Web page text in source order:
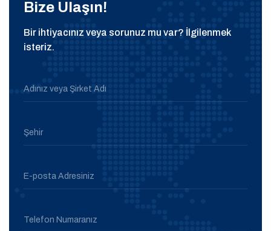
Bize Ulaşın!
Bir ihtiyacınız veya sorunuz mu var? İlgilenmek
isteriz.
Adınız veya Şirket Adı
Şehir
E-posta Adresiniz
Telefon Numaranız